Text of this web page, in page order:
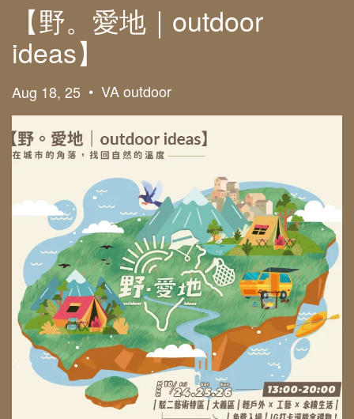
【野。愛地｜outdoor
ideas】
Aug 18, 25 • VA outdoor